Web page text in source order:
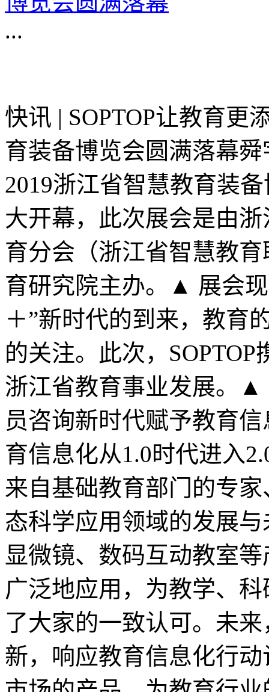
...
快讯 | SOPTOP让教育
育装备博览会圆满落幕舜
2019浙江省智慧教育装
大开幕，此次展会是由
育分会（浙江省智慧教
育研究院主办。▲ 展会现
＋”新时代的到来，教育
的关注。此次，
浙江省教育事业发展。▲
员咨询新时代赋予教育
育信息化从1.0时代进入
来自基础教育部门的专
态科学应用领域的发展
显微镜、数码互动教室
广泛地应用，为教学、
了大家的一致认可。未
新，响应教育信息化行